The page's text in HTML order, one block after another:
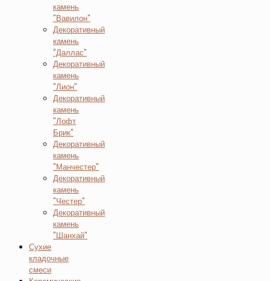
камень
"Вавилон"
Декоративный
камень
"Даллас"
Декоративный
камень
"Лион"
Декоративный
камень
"Лофт
Брик"
Декоративный
камень
"Манчестер"
Декоративный
камень
"Честер"
Декоративный
камень
"Шанхай"
Сухие
кладочные
смеси